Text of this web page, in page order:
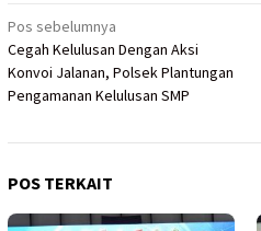
Navigasi
pos
Pos sebelumnya
Cegah Kelulusan Dengan Aksi
Konvoi Jalanan, Polsek Plantungan
Pengamanan Kelulusan SMP
POS TERKAIT